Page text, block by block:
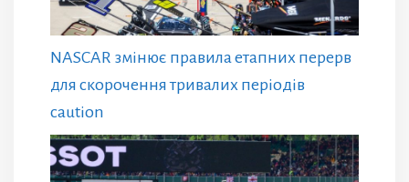
NASCAR змінює правила етапних перерв
для скорочення тривалих періодів
caution